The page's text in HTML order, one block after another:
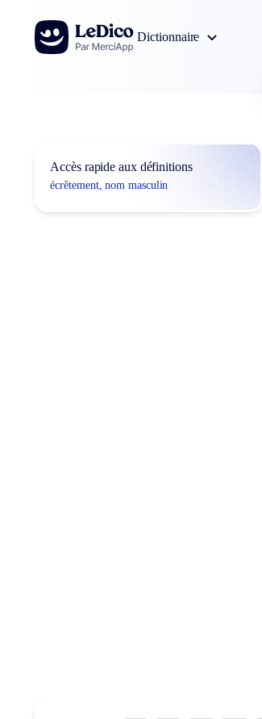
Aller au contenu
Dictionnaire
Accès rapide aux définitions
écrêtement, nom masculin